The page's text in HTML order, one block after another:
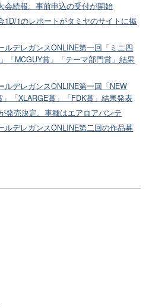
会続報。事前申込の受付が開始
1D/1のレポートがタミヤのサイトに掲
ルデレガンスONLINE第一回「ミニ四
「MCGUY賞」「テーマ部門賞」結果
ルデレガンスONLINE第一回「NEW
「XLARGE賞」「FDK賞」結果発表
発売決定。車種はエアロアバンテ
ルデレガンスONLINE第二回の作品募